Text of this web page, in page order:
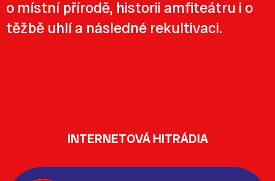
o místní přírodě, historii amfiteátru i o
těžbě uhlí a následné rekultivaci.
INTERNETOVÁ HITRÁDIA